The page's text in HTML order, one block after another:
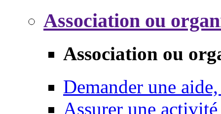
Association ou
Association ou
Demander une
Assurer une